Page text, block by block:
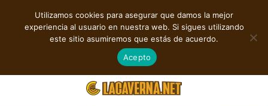
TENDENCIAS
Rupturas, deseo, ciclos y conexiones digitales
agosto 9, 2026
Utilizamos cookies para asegurar que damos la mejor
experiencia al usuario en nuestra web. Si sigues utilizando
este sitio asumiremos que estás de acuerdo.
Acepto